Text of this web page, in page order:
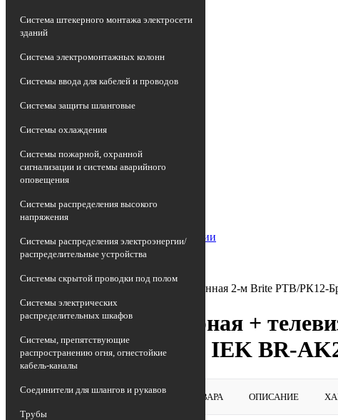
Система штекерного монтажа электросети
зданий
Система электромонтажных колонн
Системы ввода для кабелей и проводов
Системы защиты шланговые
Системы охлаждения
Системы пожарной, охранной
сигнализации и системы аварийного
оповещения
Системы распределения высокого
напряжения
Системы распределения электроэнергии/
распределительные устройства
Системы скрытой проводки под полом
Системы электрических
распределительных шкафов
Системы, препятствующие
распространению огня, огнестойкие
кабель-каналы
Соединители для шлангов и рукавов
Трубы
Главная страница
Каталог
•
Антенны и спутниковые технологии
Розетка антенная TV
•
Розетка компьютерная + телевизионная 2-м Brite РТВ/
Розетка компьютерная +
механизм шампань IEK BR-
ВЕРНУТЬСЯ В РАЗДЕЛ ОБЗОР ТОВАРА ОПИСАНИЕ